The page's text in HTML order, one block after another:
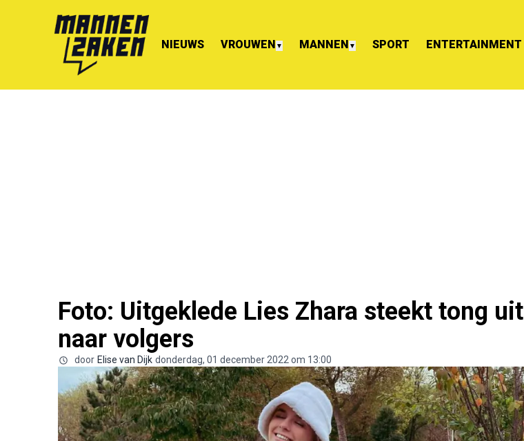
NIEUWS VROUWEN ▼ MANNEN ▼ SPORT ENTERTAINMENT
Foto: Uitgeklede Lies Zhara steekt tong uit
naar volgers
door Elise van Dijk donderdag, 01 december 2022 om 13:00